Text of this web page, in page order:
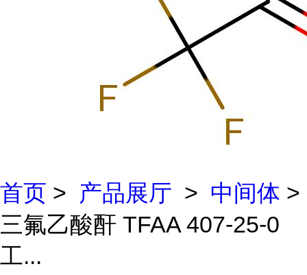
首页 > 产品展厅 > 中间体 >
三氟乙酸酐 TFAA 407-25-0
工...